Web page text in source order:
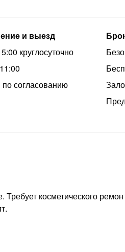
и выезд
круглосуточно
согласованию
косметического